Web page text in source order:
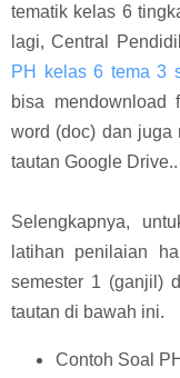
tematik kelas 6
lagi, Central
PH kelas 6 tema 3
bisa mendownload
word (doc) dan juga
tautan Google Drive..
Selengkapnya,
latihan penilaian
semester 1 (ganjil)
tautan di bawah ini.
Contoh Soal